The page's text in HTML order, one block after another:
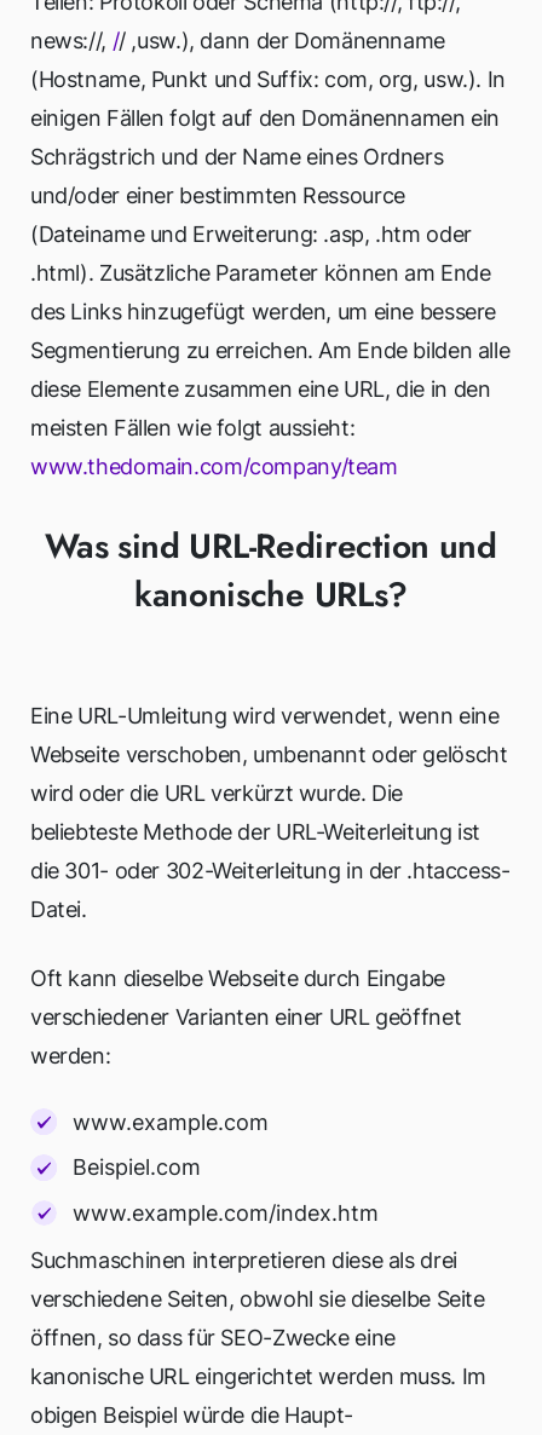
news://, // ,usw.), dann der Domänenname
(Hostname, Punkt und Suffix: com, org, usw.). In
einigen Fällen folgt auf den Domänennamen ein
Schrägstrich und der Name eines Ordners
und/oder einer bestimmten Ressource
(Dateiname und Erweiterung: .asp, .htm oder
.html). Zusätzliche Parameter können am Ende
des Links hinzugefügt werden, um eine bessere
Segmentierung zu erreichen. Am Ende bilden alle
diese Elemente zusammen eine URL, die in den
meisten Fällen wie folgt aussieht:
www.thedomain.com/company/team
Was sind URL-Redirection und
kanonische URLs?
Eine URL-Umleitung wird verwendet, wenn eine
Webseite verschoben, umbenannt oder gelöscht
wird oder die URL verkürzt wurde. Die
beliebteste Methode der URL-Weiterleitung ist
die 301- oder 302-Weiterleitung in der .htaccess-
Datei.
Oft kann dieselbe Webseite durch Eingabe
verschiedener Varianten einer URL geöffnet
werden:
www.example.com
Beispiel.com
www.example.com/index.htm
Suchmaschinen interpretieren diese als drei
verschiedene Seiten, obwohl sie dieselbe Seite
öffnen, so dass für SEO-Zwecke eine
kanonische URL eingerichtet werden muss. Im
obigen Beispiel würde die Haupt-